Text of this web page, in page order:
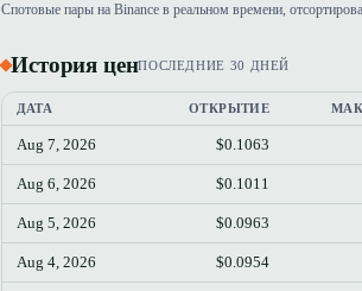
Спотовые пары на Binance в реальном времени,
История ценПОСЛЕДНИЕ 30 ДНЕЙ
ДАТА ОТКРЫТИЕ
Aug 7, 2026 $0.1063
Aug 6, 2026 $0.1011
Aug 5, 2026 $0.0963
Aug 4, 2026 $0.0954